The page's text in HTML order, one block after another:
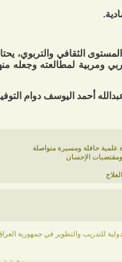
المستوى الثقافي والتربوي،
ومربية لمطالعته وجعله
أحمد اليوسف دوام
حافلة ومسيرة متواصلة
الإحسان
للتدريب والتطوير في جمهورية